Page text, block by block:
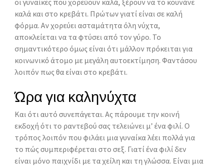
καλά και στο κρεβάτι. Πρώτων γιατί είναι σε καλή
φόρμα. Αν χορεύει ασταμάτητα όλη νύχτα,
αποκλείεται να τα φτύσει από τον γύρο. Το
σημαντικότερο όμως είναι ότι μάλλον πρόκειται για
κοινωνικό άτομο με μεγάλη αυτοεκτίμηση. Φαντάσου
λοιπόν πως θα είναι στο κρεβάτι.
Ώρα για καληνύχτα
Και ότι αυτό συνεπάγεται. Ας πάρουμε την κοινή
εκδοχή ότι το ραντεβού σας τελειώνει μ’ ένα φιλί. Ο
τρόπος λοιπόν που φιλάει μια γυναίκα λέει πολλά για
το πώς συμπεριφέρεται στο σεξ. Γιατί ένα φιλί δεν
είναι μόνο παιχνίδι με τα χείλη και τη γλώσσα. Είναι μια